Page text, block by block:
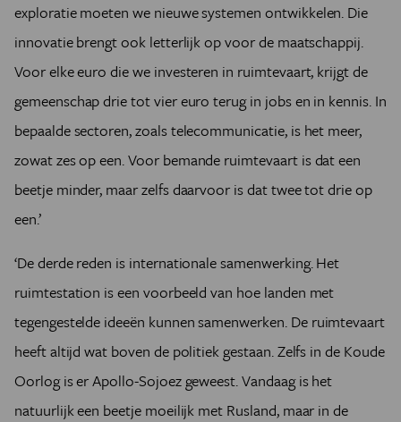
exploratie moeten we nieuwe systemen ontwikkelen. Die
innovatie brengt ook letterlijk op voor de maatschappij.
Voor elke euro die we investeren in ruimtevaart, krijgt de
gemeenschap drie tot vier euro terug in jobs en in kennis. In
bepaalde sectoren, zoals telecommunicatie, is het meer,
zowat zes op een. Voor bemande ruimtevaart is dat een
beetje minder, maar zelfs daarvoor is dat twee tot drie op
een.’
‘De derde reden is internationale samenwerking. Het
ruimtestation is een voorbeeld van hoe landen met
tegengestelde ideeën kunnen samenwerken. De ruimtevaart
heeft altijd wat boven de politiek gestaan. Zelfs in de Koude
Oorlog is er Apollo-Sojoez geweest. Vandaag is het
natuurlijk een beetje moeilijk met Rusland, maar in de